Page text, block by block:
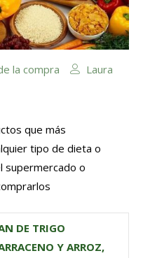
la compra
Laura
que más
tipo de dieta o
supermercado o
DE TRIGO
Y ARROZ,